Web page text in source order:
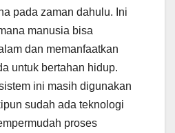
pada zaman dahulu. Ini
manusia bisa
dan memanfaatkan
untuk bertahan hidup.
ini masih digunakan
sudah ada teknologi
proses